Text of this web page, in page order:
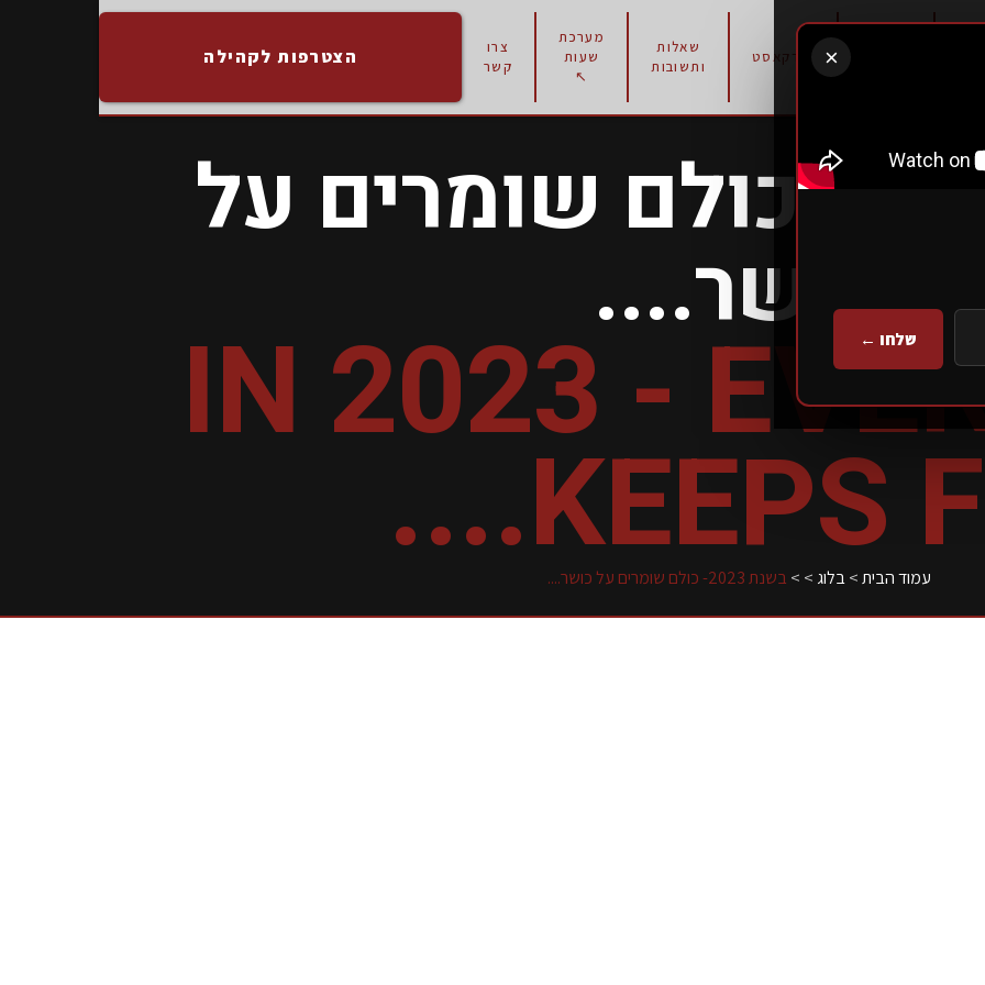
פודקאסט
שאלות
ותשובות
מערכת
שעות
↖
צרו
קשר
הצטרפות לקהילה
בשנת 2023- כולם שומרים על
כושר....
IN 2023 -
KEEPS עמוד הבית>בלוג >
> בשנת 2023- כולם שומרים על כושר....
×
שלחו ←